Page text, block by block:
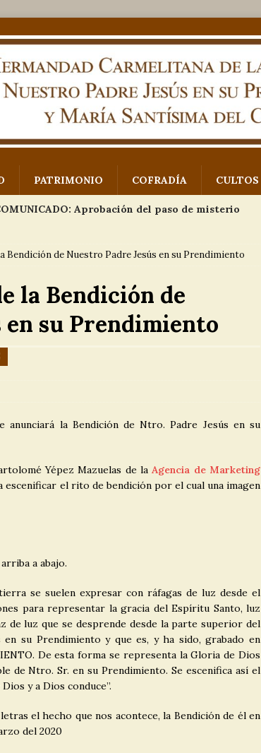
PATRIMONIO COFRADÍA CULTOS
Aprobación del paso de misterio
VII Concurso de fotografía Monte
Función, Triduo y Besamanos en Honor
Bendición de Nuestro Padre Jesús en su Prendimiento
la Bendición de
en su Prendimiento
la Bendición de Ntro. Padre Jesús en su
Yépez Mazuelas de laAgencia de Marketing
escenificar el rito de bendición por el cual una imagen
a abajo.
se suelen expresar con ráfagas de luz desde el
para representar la gracia del Espíritu Santo, luz
de luz que se desprende desde la parte superior del
su Prendimiento y que es, y ha sido, grabado en
De esta forma se representa la Gloria de Dios
de Ntro. Sr. en su Prendimiento. Se escenifica así el
y a Dios conduce”.
el hecho que nos acontece, la Bendición de él en
del 2020